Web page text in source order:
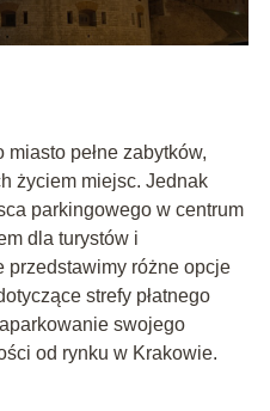
miasto pełne zabytków,
życiem miejsc. Jednak
parkingowego w centrum
dla turystów i
przedstawimy różne opcje
strefy płatnego
swojego
od rynku w Krakowie.